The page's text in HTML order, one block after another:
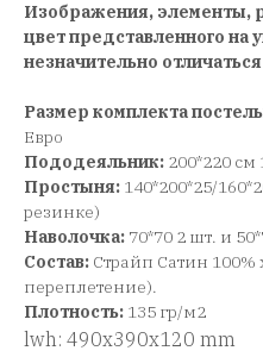
Изображения, элементы,
цвет представленного на
незначительно
Размер комплекта
Евро
Пододеяльник: 200*220
Простыня: 140*200*25/
резинке)
Наволочка: 70*70 2 шт. и
Состав: Страйп Сатин 100%
переплетение).
Плотность: 135 гр/м2
lwh: 490x390x120 mm